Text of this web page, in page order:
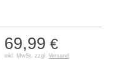
69,99 €
inkl. MwSt. zzgl. Versand